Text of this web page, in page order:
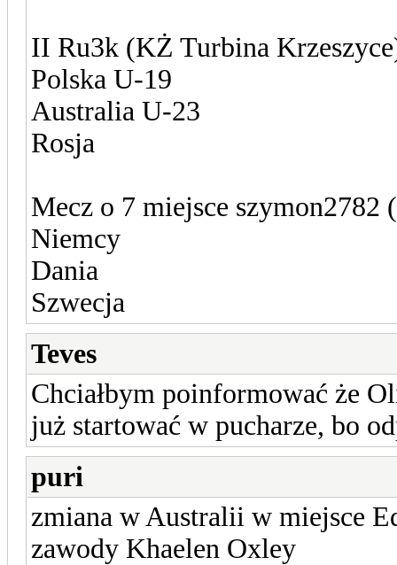
II Ru3k (KŻ Turbina
Polska U-19
Australia U-23
Rosja
Mecz o 7 miejsce
Niemcy
Dania
Szwecja
Teves
Chciałbym poinformować że
już startować w pucharze, bo
puri
zmiana w Australii w miejsce
zawody Khaelen Oxley